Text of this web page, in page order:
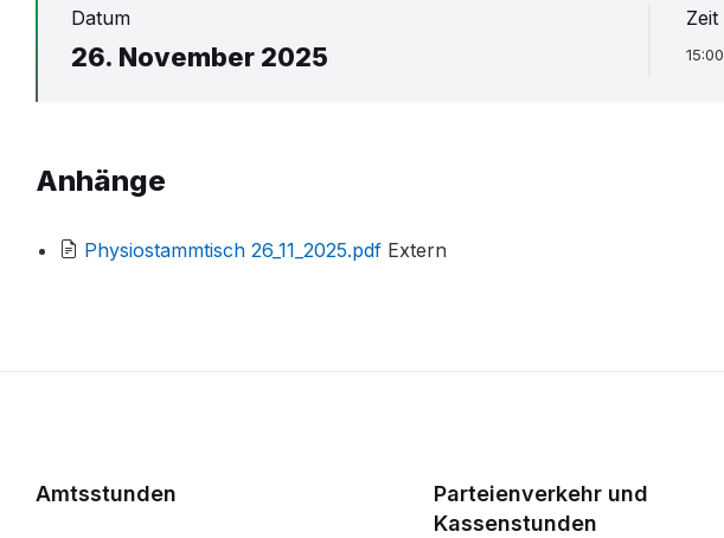
Datum
26. November 2025
Zeit
15:00
Anhänge
Physiostammtisch 26_11_2025.pdf File
Extern
Amtsstunden
Parteienverkehr und
Kassenstunden